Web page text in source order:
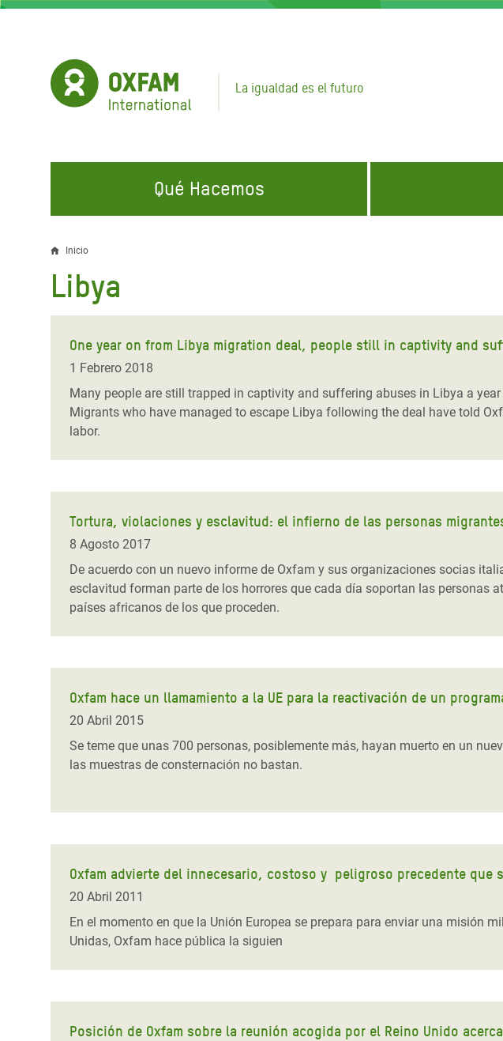
Pasar
La igualdad es el futuro
Qué Hacemos
EN QUÉ TRABAJAMOS
Agua y Servicios de
Saneamiento
y Recursos Naturales
Conflictos y Desastres
Desigualdad Extrema y
Gender, Rights, and Justice
Llamamiento por la Crisis en
en África Oriental
Crisis de Personas Refugiadas
Crisis en Siria
Crisis en Yemen
ÚNETE A NUESTRAS CAMPAÑAS
Climate Justice
Hands Off Our Spaces
Únete a Nuestra Comunidad para
#ActuaPorElClima
Erradiquemos el Sufrimiento Humano que
se Oculta tras los Alimentos
¡Basta! Acabemos con las violencias contra
enlaces
ayuda
navegación
Inicio
Libya
One year on from Libya migration deal, people still in captivity and
1 Febrero 2018
Many people are still trapped in captivity and suffering abuses in Libya a
Migrants who have managed to escape Libya following the deal have told
labor.
Tortura, violaciones y esclavitud: el infierno de las personas
8 Agosto 2017
De acuerdo con un nuevo informe de Oxfam y sus organizaciones socias
esclavitud forman parte de los horrores que cada día soportan las personas
países africanos de los que proceden.
Oxfam hace un llamamiento a la UE para la reactivación de un
20 Abril 2015
Se teme que unas 700 personas, posiblemente más, hayan muerto en un
las muestras de consternación no bastan.
Oxfam advierte del innecesario, costoso y peligroso precedente que
20 Abril 2011
En el momento en que la Unión Europea se prepara para enviar una misión
Unidas, Oxfam hace pública la siguien
Posición de Oxfam sobre la reunión acogida por el Reino Unido